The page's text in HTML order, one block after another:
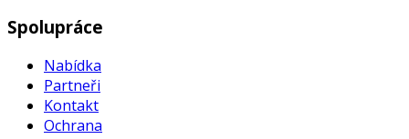
Spolupráce
Nabídka
Partneři
Kontakt
Ochrana